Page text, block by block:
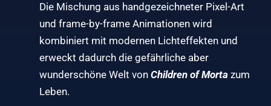
Die Mischung aus handgezeichneter Pixel-Art
und frame-by-frame Animationen wird
kombiniert mit modernen Lichteffekten und
erweckt dadurch die gefährliche aber
wunderschöne Welt von Children of Morta zum
Leben.